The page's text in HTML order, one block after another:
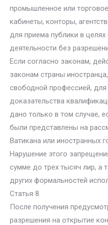
промышленное или
кабинеты, конторы,
для приема публики в
деятельности без
Если согласно законам,
законам страны
свободной профессией,
доказательства
дано только в том случае,
были представлены на
Ватикана или иностранных
Нарушение этого
сумме до трех тысяч лир, а
других формальностей
Статья 8.
После получения
разрешения на открытие